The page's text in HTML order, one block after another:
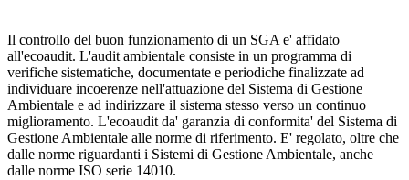
Il controllo del buon funzionamento di un SGA e' affidato
all'ecoaudit. L'audit ambientale consiste in un programma di
verifiche sistematiche, documentate e periodiche finalizzate ad
individuare incoerenze nell'attuazione del Sistema di Gestione
Ambientale e ad indirizzare il sistema stesso verso un continuo
miglioramento. L'ecoaudit da' garanzia di conformita' del Sistema di
Gestione Ambientale alle norme di riferimento. E' regolato, oltre che
dalle norme riguardanti i Sistemi di Gestione Ambientale, anche
dalle norme ISO serie 14010.